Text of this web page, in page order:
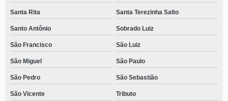
Santa Rita Santa Terezinha Salto
Santo Antônio Sobrado Luiz
São Francisco São Luiz
São Miguel São Paulo
São Pedro São Sebastião
São Vicente Tributo